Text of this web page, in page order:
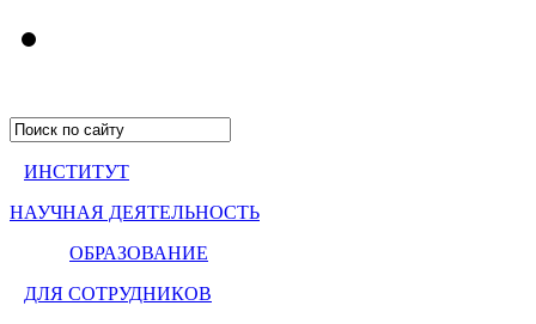
ИНСТИТУТ
НАУЧНАЯ ДЕЯТЕЛЬНОСТЬ
ОБРАЗОВАНИЕ
ДЛЯ СОТРУДНИКОВ